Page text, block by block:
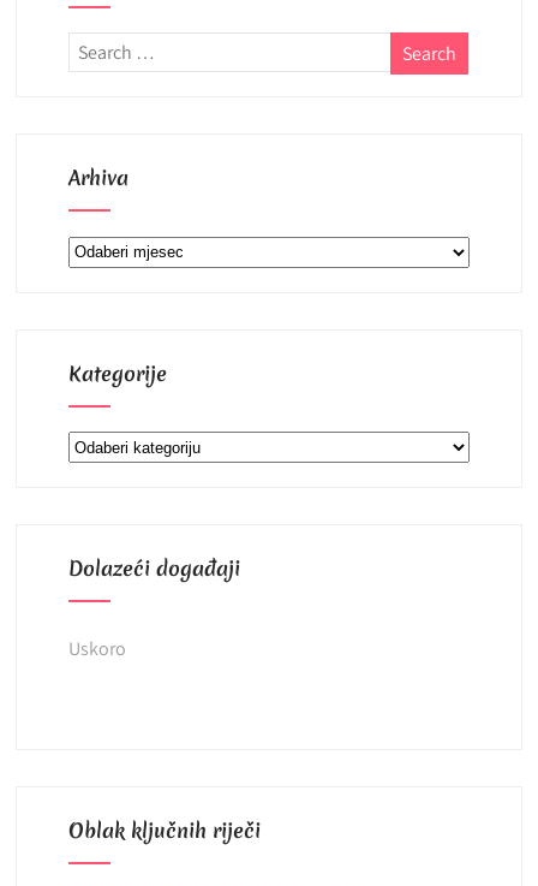
Arhiva
Arhiva
Kategorije
Kategorije
Dolazeći događaji
Uskoro
Oblak ključnih riječi